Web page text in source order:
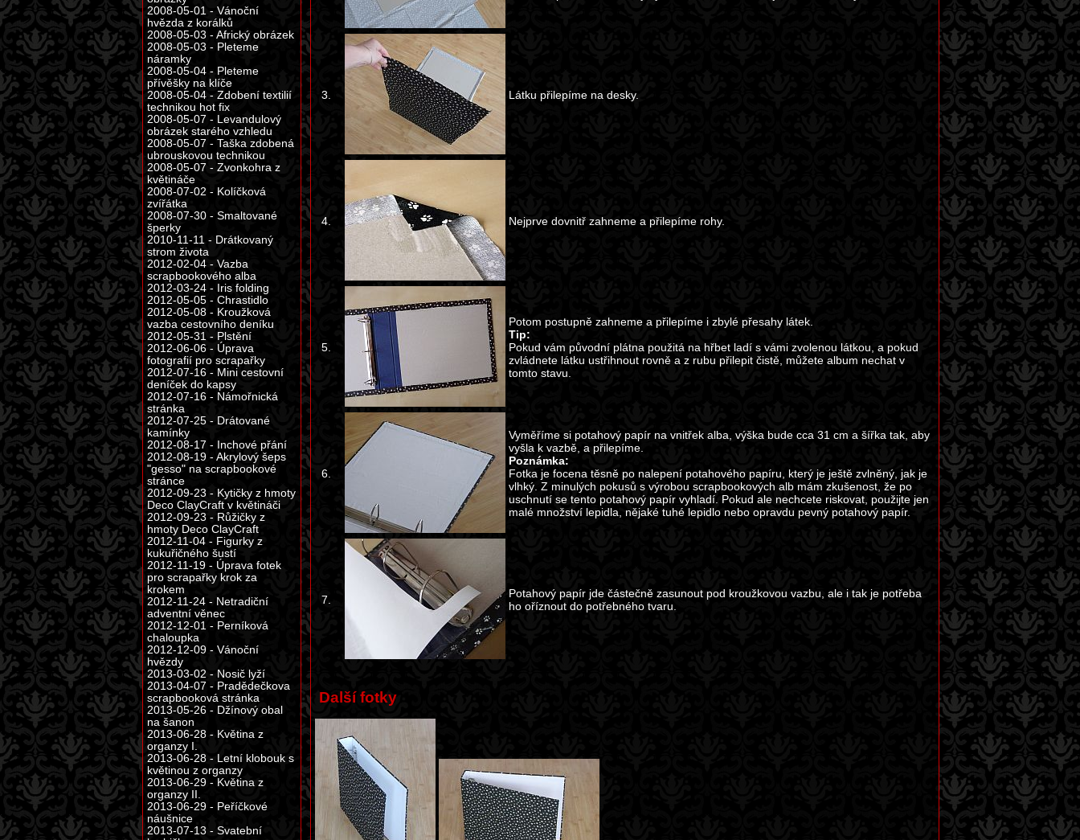
3. Látku přilepíme na desky.
4. Nejprve dovnitř zahneme a přilepíme rohy.
5.
Potom postupně zahneme a přilepíme i zbylé přesahy látek.
Tip:
Pokud vám původní plátna použitá na hřbet ladí s vámi zvolenou látkou, a pokud
zvládnete látku ustřihnout rovně a z rubu přilepit čistě, můžete album nechat v
tomto stavu.
6.
Vyměříme si potahový papír na vnitřek alba, výška bude cca 31 cm a šířka tak, aby
vyšla k vazbě, a přilepíme.
Poznámka:
Fotka je focena těsně po nalepení potahového papíru, který je ještě zvlněný, jak je
vlhký. Z minulých pokusů s výrobou scrapbookových alb mám zkušenost, že po
uschnutí se tento potahový papír vyhladí. Pokud ale nechcete riskovat, použijte jen
malé množství lepidla, nějaké tuhé lepidlo nebo opravdu pevný potahový papír.
7.
Potahový papír jde částečně zasunout pod kroužkovou vazbu, ale i tak je potřeba
ho oříznout do potřebného tvaru.
Další fotky
2008-05-01 - Vánoční
hvězda z korálků
2008-05-03 - Africký obrázek
2008-05-03 - Pleteme
náramky
2008-05-04 - Pleteme
přívěšky na klíče
2008-05-04 - Zdobení textilií
technikou hot fix
2008-05-07 - Levandulový
obrázek starého vzhledu
2008-05-07 - Taška zdobená
ubrouskovou technikou
2008-05-07 - Zvonkohra z
květináče
2008-07-02 - Kolíčková
zvířátka
2008-07-30 - Smaltované
šperky
2010-11-11 - Drátkovaný
strom života
2012-02-04 - Vazba
scrapbookového alba
2012-03-24 - Iris folding
2012-05-05 - Chrastidlo
2012-05-08 - Kroužková
vazba cestovního deníku
2012-05-31 - Plstění
2012-06-06 - Úprava
fotografií pro scrapařky
2012-07-16 - Mini cestovní
deníček do kapsy
2012-07-16 - Námořnická
stránka
2012-07-25 - Drátované
kamínky
2012-08-17 - Inchové přání
2012-08-19 - Akrylový šeps
"gesso" na scrapbookové
stránce
2012-09-23 - Kytičky z hmoty
Deco ClayCraft v květináči
2012-09-23 - Růžičky z
hmoty Deco ClayCraft
2012-11-04 - Figurky z
kukuřičného šustí
2012-11-19 - Úprava fotek
pro scrapařky krok za
krokem
2012-11-24 - Netradiční
adventní věnec
2012-12-01 - Perníková
chaloupka
2012-12-09 - Vánoční
hvězdy
2013-03-02 - Nosič lyží
2013-04-07 - Pradědečkova
scrapbooková stránka
2013-05-26 - Džínový obal
na šanon
2013-06-28 - Květina z
organzy I.
2013-06-28 - Letní klobouk s
květinou z organzy
2013-06-29 - Květina z
organzy II.
2013-06-29 - Peříčkové
náušnice
2013-07-13 - Svatební